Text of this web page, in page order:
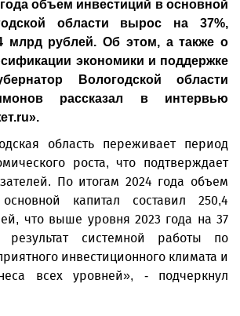
объем инвестиций в основной
области вырос на 37%,
млрд рублей. Об этом, а также о
экономики и поддержке
Вологодской области
рассказал в интервью
область переживает период
роста, что подтверждает
По итогам 2024 года объем
капитал составил 250,4
что выше уровня 2023 года на 37
результат системной работы по
инвестиционного климата и
всех уровней», - подчеркнул